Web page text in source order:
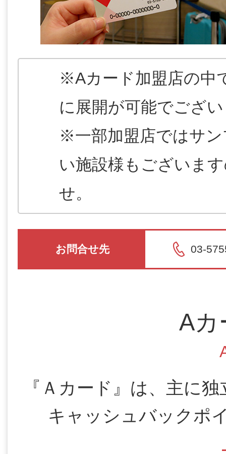
※Aカード加盟店の中
に展開が可能でござ
※一部加盟店ではサ
い施設様もございま
せ。
お問合せ先 03-
Aカ
『Ａカード』は、主に
キャッシュバックポ